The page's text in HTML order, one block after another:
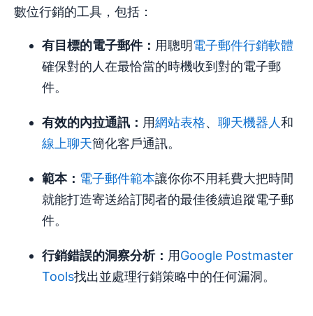
數位行銷的工具，包括：
有目標的電子郵件： 用聰明電子郵件行銷軟體
確保對的人在最恰當的時機收到對的電子郵
件。
有效的內拉通訊： 用網站表格、 聊天機器人和
線上聊天簡化客戶通訊。
範本： 電子郵件範本讓你你不用耗費大把時間
就能打造寄送給訂閱者的最佳後續追蹤電子郵
件。
行銷錯誤的洞察分析： 用Google Postmaster
Tools找出並處理行銷策略中的任何漏洞。